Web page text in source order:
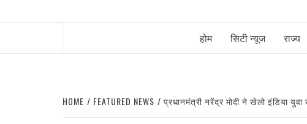
होम सिटी न्यूज राज्य
HOME FEATURED NEWS प्रधानमंत्री नरेंद्र मोदी ने खेलो इंडिया